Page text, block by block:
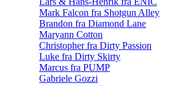
Mark Falcon fra Shotgun Alley
Brandon fra Diamond Lane
Maryann Cotton
Christopher fra Dirty Passion
Luke fra Dirty Skirty
Marcus fra PUMP
Gabriele Gozzi